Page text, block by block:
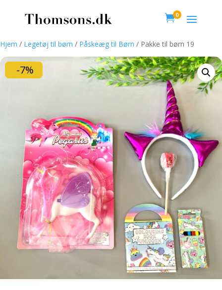
0
Hjem / Legetøj til børn / Påskeæg til Børn / Pakke til børn 19
-7%